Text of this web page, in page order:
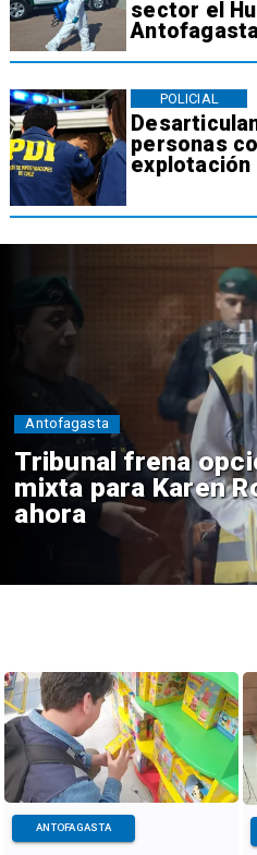
sector el
personas
explotación
POLICIAL
Tribunal frena
mixta para Karen
ahora
Antofagasta
ANTOFAGASTA